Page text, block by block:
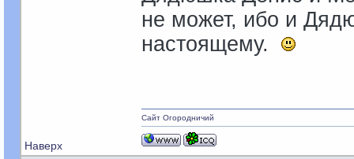
не может, ибо и
настоящему.
Наверх
Сайт Огородничий